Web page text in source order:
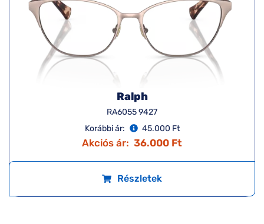
Ralph
RA6055 9427
Korábbi ár:
45.000 Ft
Akciós ár: 36.000 Ft
Részletek